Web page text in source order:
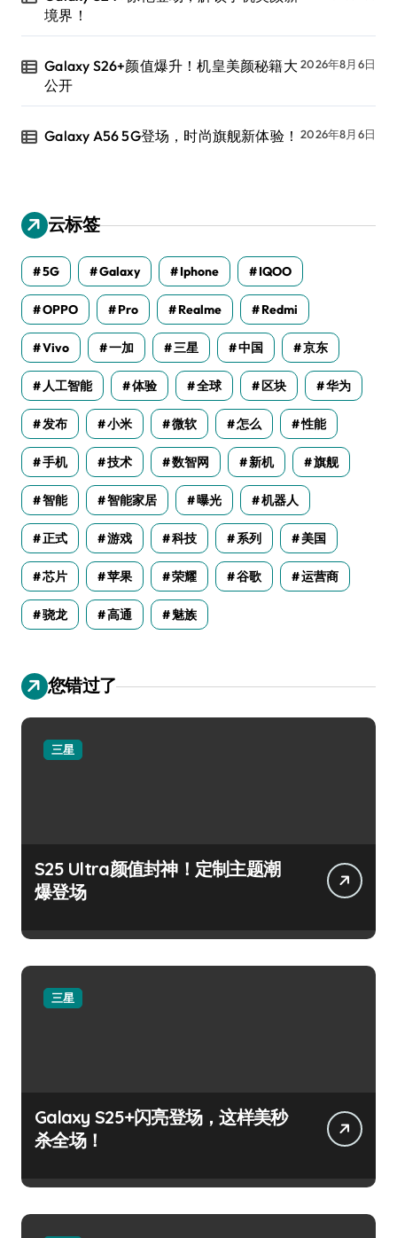
境界！
Galaxy S26+颜值爆升！机皇美颜秘籍大
公开
2026年8月6日
Galaxy A56 5G登场，时尚旗舰新体验！ 2026年8月6日
云标签
5G Galaxy Iphone IQOO
OPPO Pro Realme Redmi
Vivo 一加 三星 中国 京东
人工智能 体验 全球 区块 华为
发布 小米 微软 怎么 性能
手机 技术 数智网 新机 旗舰
智能 智能家居 曝光 机器人
正式 游戏 科技 系列 美国
芯片 苹果 荣耀 谷歌 运营商
骁龙 高通 魅族
您错过了
三星
S25 Ultra颜值封神！定制主题潮
爆登场
三星
Galaxy S25+闪亮登场，这样美秒
杀全场！